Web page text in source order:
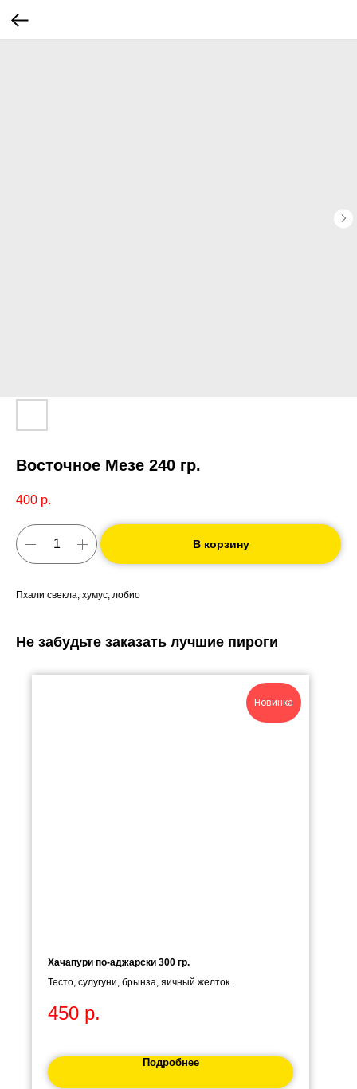
Восточное Мезе 240 гр.
400 р.
В корзину
Пхали свекла, хумус, лобио
Не забудьте заказать лучшие пироги
Новинка
Хачапури по-аджарски 300 гр.
Тесто, сулугуни, брынза, яичный желток.
450 р.
Подробнее